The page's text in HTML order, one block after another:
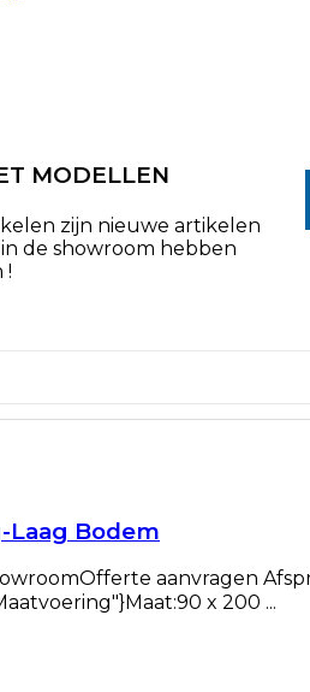
MODELLEN
zijn nieuwe artikelen
de showroom hebben
!
Bodem
aanvragen
x 200 ...